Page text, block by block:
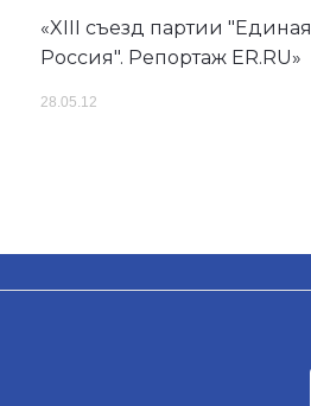
«XIII съезд партии "Единая
Россия". Репортаж ER.RU»
28.05.12